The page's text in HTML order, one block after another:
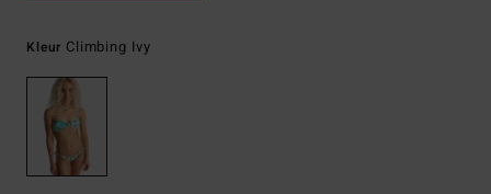
Kleur Climbing Ivy